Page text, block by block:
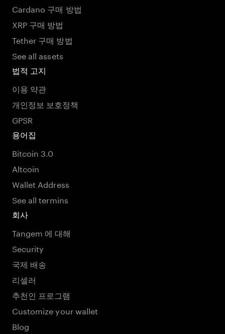
Cardano 구매 방법
XRP 구매 방법
Tether 구매 방법
See all assets
법적 고지
이용 약관
개인정보 보호정책
GPSR
용어집
Bitcoin 3.0
Altcoin
Wallet Address
See all termins
회사
Tangem 에 대해
Security
국제 배송
리셀러
추천인 프로그램
Customize your wallet
Blog